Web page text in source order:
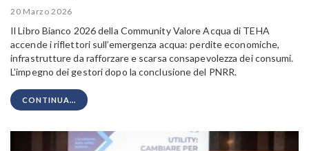
20 Marzo 2026
Il Libro Bianco 2026 della Community Valore Acqua di TEHA
accende i riflettori sull’emergenza acqua: perdite economiche,
infrastrutture da rafforzare e scarsa consapevolezza dei consumi.
L’impegno dei gestori dopo la conclusione del PNRR.
CONTINUA...